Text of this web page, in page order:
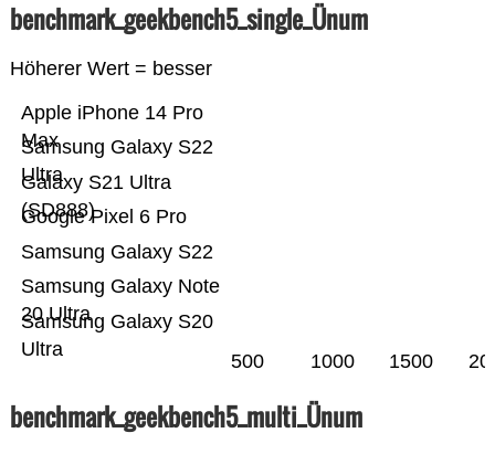
benchmark_geekbench5_single_Ünum
Höherer Wert = besser
Samsung Galaxy S20
Ultra
Samsung Galaxy Note
20 Ultra
Samsung Galaxy S22
Google Pixel 6 Pro
Galaxy S21 Ultra
(SD888)
Samsung Galaxy S22
Ultra
Apple iPhone 14 Pro
Max
500 1000 1500
benchmark_geekbench5_multi_Ünum